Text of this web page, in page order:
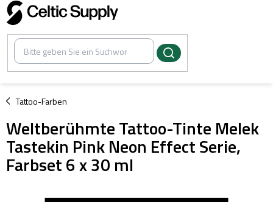
Zum
Inhalt
springen
Tattoo-Farben
/
Weltberühmte Tattoo-Tinte Melek
Tastekin Pink Neon Effect Serie,
Farbset 6 x 30 ml